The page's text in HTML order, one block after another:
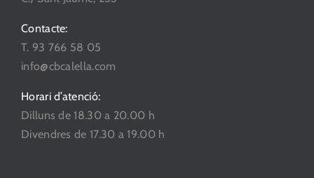
Contacte:
T. 93 766 58 05
info@cbcalella.com
Horari d’atenció:
Dilluns de 18.30 a 20.00 h
Divendres de 17.30 a 19.00 h